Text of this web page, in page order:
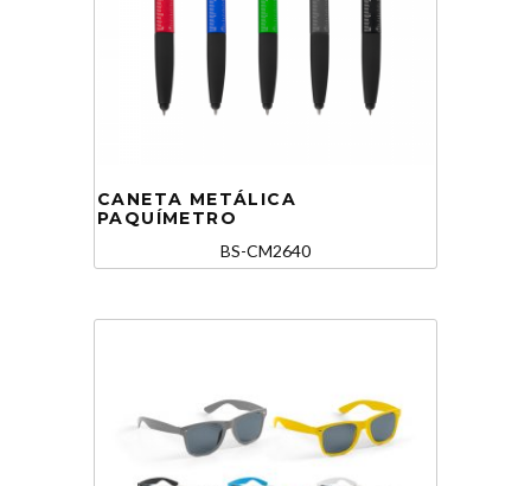
CANETA METÁLICA
PAQUÍMETRO
BS-CM2640